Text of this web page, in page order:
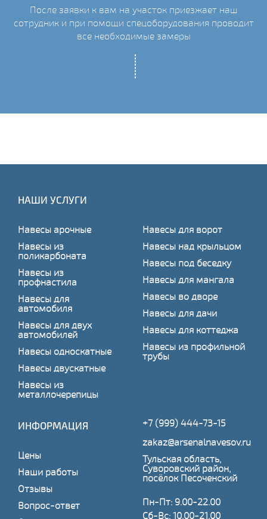
После заявки к вам на участок приезжает наш
сотрудник и при помощи спецоборудования проводит
все необходимые замеры
НАШИ УСЛУГИ
Навесы арочные
Навесы из
поликарбоната
Навесы из
профнастила
Навесы для
автомобиля
Навесы для двух
автомобилей
Навесы односкатные
Навесы двускатные
Навесы из
металлочерепицы
Навесы для ворот
Навесы над крыльцом
Навесы под беседку
Навесы для мангала
Навесы во дворе
Навесы для дачи
Навесы для коттеджа
Навесы из профильной
трубы
ИНФОРМАЦИЯ
Цены
Наши работы
Отзывы
Вопрос-ответ
+7 (999) 444-73-15
zakaz@arsenalnavesov.ru
Тульская область,
Суворовский район,
посёлок Песоченский
Пн-Пт: 9.00-22.00
Сб-Вс: 10.00-21.00